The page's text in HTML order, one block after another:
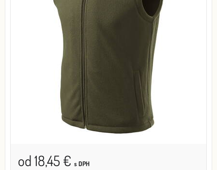
od 18,45 € s DPH